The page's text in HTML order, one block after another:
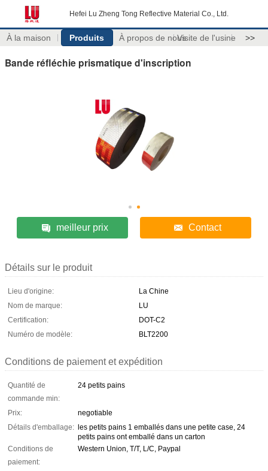
Hefei Lu Zheng Tong Reflective Material Co., Ltd.
À la maison Produits À propos de nousVisite de l'usine >>
Bande réfléchie prismatique d'inscription
meilleur prix Contact
Détails sur le produit
Lieu d'origine:
La Chine
Nom de marque:
LU
Certification:
DOT-C2
Numéro de modèle:
BLT2200
Conditions de paiement et expédition
Quantité de
commande min:
24 petits pains
Prix:
negotiable
Détails d'emballage: les petits pains 1 emballés dans une petite case, 24
petits pains ont emballé dans un carton
Conditions de
paiement:
Western Union, T/T, L/C, Paypal